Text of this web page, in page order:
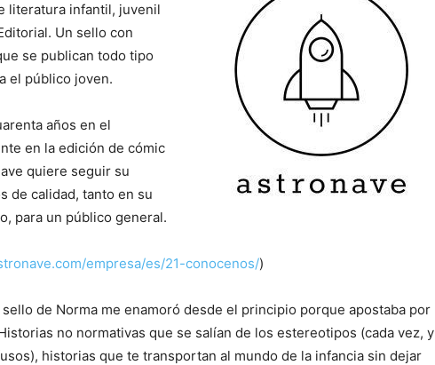
literatura infantil, juvenil
Un sello con
se publican todo tipo
el público joven.
años en el
en la edición de cómic
quiere seguir su
de calidad, tanto en su
para un público general.
empresa/es/21-conocenos/)
de Norma me enamoró desde el principio porque apostaba por
no normativas que se salían de los estereotipos (cada vez, y
historias que te transportan al mundo de la infancia sin dejar